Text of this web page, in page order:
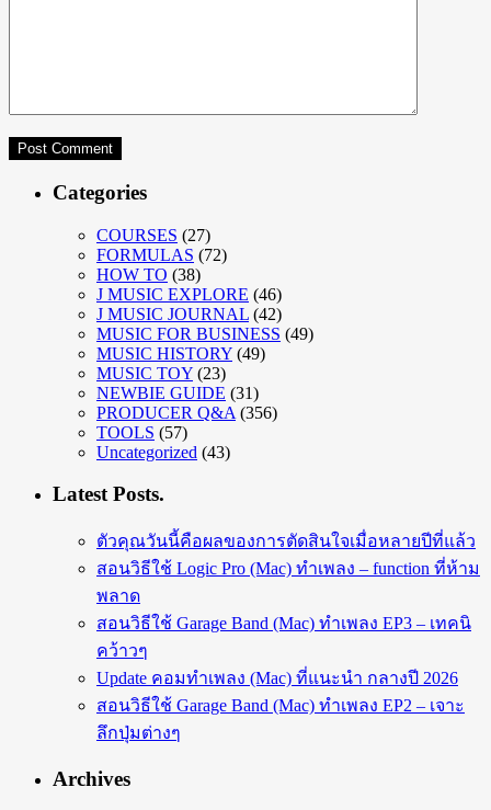
Categories
COURSES (27)
FORMULAS (72)
HOW TO (38)
J MUSIC EXPLORE (46)
J MUSIC JOURNAL (42)
MUSIC FOR BUSINESS (49)
MUSIC HISTORY (49)
MUSIC TOY (23)
NEWBIE GUIDE (31)
PRODUCER Q&A (356)
TOOLS (57)
Uncategorized (43)
Latest Posts.
ตัวคุณวันนี้คือผลของการตัดสินใจเมื่อหลายปีที่แล้ว
สอนวิธีใช้ Logic Pro (Mac) ทำเพลง – function ที่ห้าม
พลาด
สอนวิธีใช้ Garage Band (Mac) ทำเพลง EP3 – เทคนิ
คว้าวๆ
Update คอมทำเพลง (Mac) ที่แนะนำ กลางปี 2026
สอนวิธีใช้ Garage Band (Mac) ทำเพลง EP2 – เจาะ
ลึกปุ่มต่างๆ
Archives